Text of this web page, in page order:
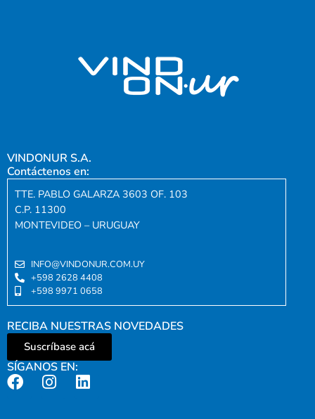
VINDONUR S.A.
Contáctenos en:
TTE. PABLO GALARZA 3603 OF. 103
C.P. 11300
MONTEVIDEO – URUGUAY
INFO@VINDONUR.COM.UY
+598 2628 4408
+598 9971 0658
RECIBA NUESTRAS NOVEDADES
Suscríbase acá
SÍGANOS EN: